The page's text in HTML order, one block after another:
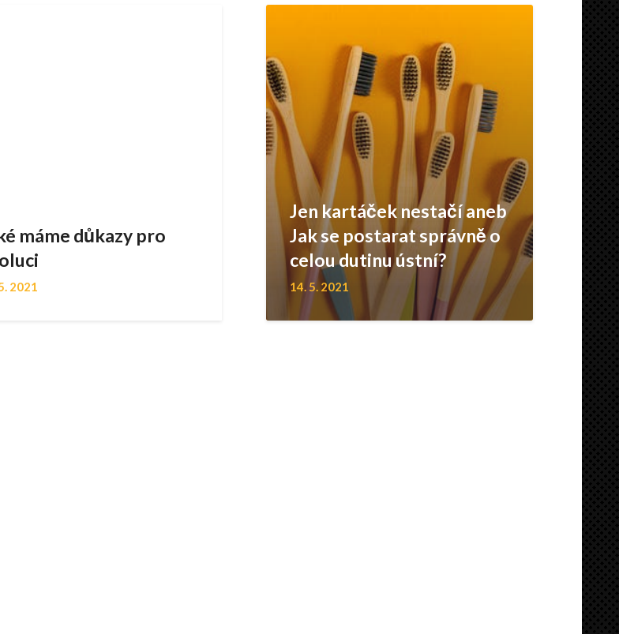
máme důkazy pro
2021
Jen kartáček nestačí aneb
Jak se postarat správně o
celou dutinu ústní?
14. 5. 2021